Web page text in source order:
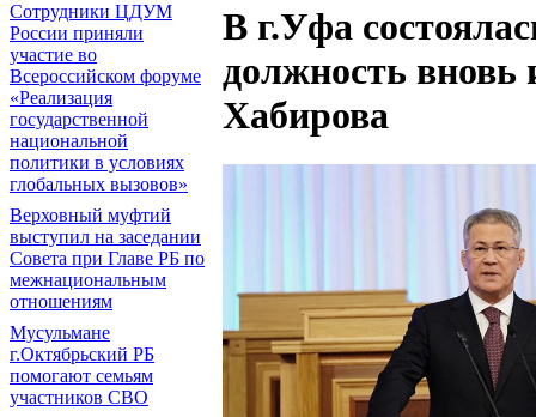
Сотрудники ЦДУМ
России приняли
участие во
Всероссийском форуме
«Реализация
государственной
национальной
политики в условиях
глобальных вызовов»
Верховный муфтий
выступил на заседании
Совета при Главе РБ по
межнациональным
отношениям
Мусульмане
г.Октябрьский РБ
помогают семьям
участников СВО
В г.Уфа
должность вновь
Хабирова